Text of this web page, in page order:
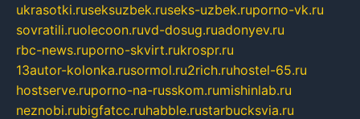
ukrasotki.ruseksuzbek.ruseks-uzbek.ruporno-vk.ru
sovratili.ruolecoon.ruvd-dosug.ruadonyev.ru
rbc-news.ruporno-skvirt.rukrospr.ru
13autor-kolonka.rusormol.ru2rich.ruhostel-65.ru
hostserve.ruporno-na-russkom.rumishinlab.ru
neznobi.rubigfatcc.ruhabble.rustarbucksvia.ru